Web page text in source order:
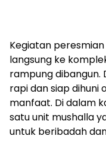
‎Kegiatan
langsung ke
rampung
rapi dan siap
manfaat. Di dalam
satu unit mushalla
untuk beribadah